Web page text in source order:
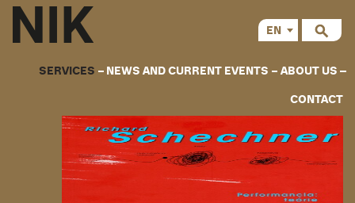
SERVICES NEWS AND CURRENT EVENTS ABOUT US
CONTACT
EN